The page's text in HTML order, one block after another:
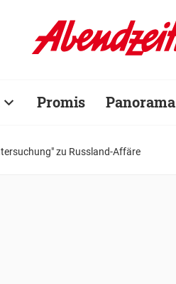
Promis Panorama
zu Russland-Affäre